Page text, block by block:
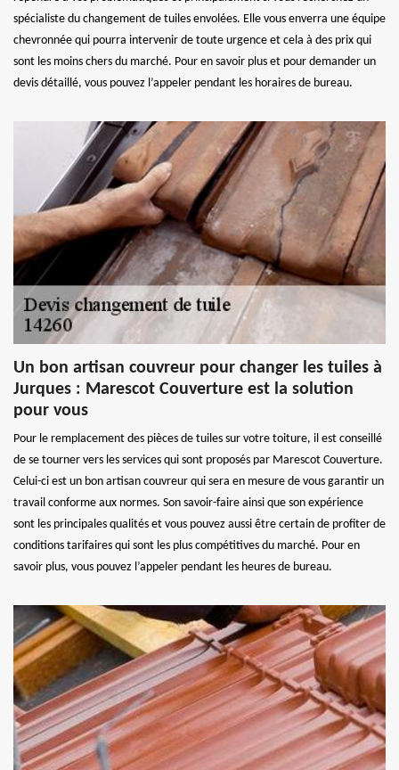
spécialiste du changement de tuiles envolées. Elle vous enverra une équipe
chevronnée qui pourra intervenir de toute urgence et cela à des prix qui
sont les moins chers du marché. Pour en savoir plus et pour demander un
devis détaillé, vous pouvez l’appeler pendant les horaires de bureau.
Un bon artisan couvreur pour changer les tuiles à
Jurques : Marescot Couverture est la solution
pour vous
Pour le remplacement des pièces de tuiles sur votre toiture, il est conseillé
de se tourner vers les services qui sont proposés par Marescot Couverture.
Celui-ci est un bon artisan couvreur qui sera en mesure de vous garantir un
travail conforme aux normes. Son savoir-faire ainsi que son expérience
sont les principales qualités et vous pouvez aussi être certain de profiter de
conditions tarifaires qui sont les plus compétitives du marché. Pour en
savoir plus, vous pouvez l’appeler pendant les heures de bureau.